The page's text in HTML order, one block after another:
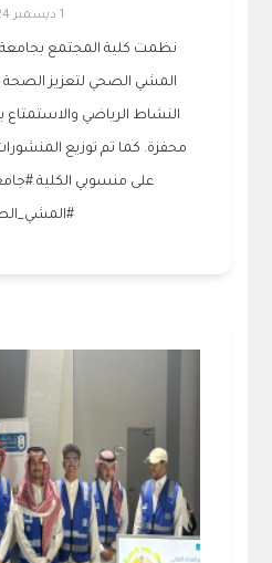
1 ديسمبر 2024
نظمت كلية المجتمع
المشي الصحي لتعزيز الصحة
النشاط الرياضي والاستمتاع
محفزة. كما تم توزيع
على منسوبي الكلية